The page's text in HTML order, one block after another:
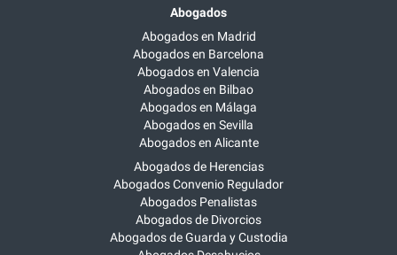
Abogados
Abogados en Madrid
Abogados en Barcelona
Abogados en Valencia
Abogados en Bilbao
Abogados en Málaga
Abogados en Sevilla
Abogados en Alicante
Abogados de Herencias
Abogados Convenio Regulador
Abogados Penalistas
Abogados de Divorcios
Abogados de Guarda y Custodia